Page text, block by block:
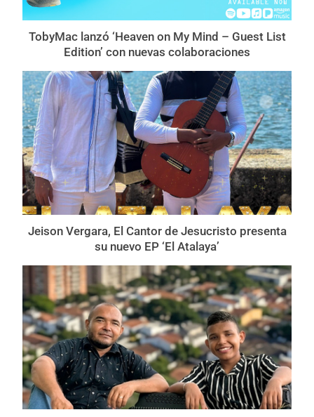
TobyMac lanzó ‘Heaven on My Mind – Guest List
Edition’ con nuevas colaboraciones
Jeison Vergara, El Cantor de Jesucristo presenta
su nuevo EP ‘El Atalaya’